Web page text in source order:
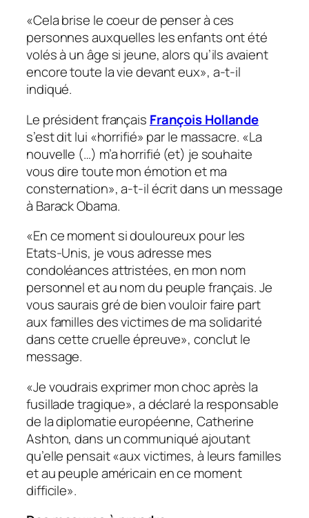
«Cela brise le coeur de penser à ces
personnes auxquelles les enfants ont été
volés à un âge si jeune, alors qu’ils avaient
encore toute la vie devant eux», a-t-il
indiqué.
Le président français François Hollande
s’est dit lui «horrifié» par le massacre. «La
nouvelle (…) m’a horrifié (et) je souhaite
vous dire toute mon émotion et ma
consternation», a-t-il écrit dans un message
à Barack Obama.
«En ce moment si douloureux pour les
Etats-Unis, je vous adresse mes
condoléances attristées, en mon nom
personnel et au nom du peuple français. Je
vous saurais gré de bien vouloir faire part
aux familles des victimes de ma solidarité
dans cette cruelle épreuve», conclut le
message.
«Je voudrais exprimer mon choc après la
fusillade tragique», a déclaré la responsable
de la diplomatie européenne, Catherine
Ashton, dans un communiqué ajoutant
qu’elle pensait «aux victimes, à leurs familles
et au peuple américain en ce moment
difficile».